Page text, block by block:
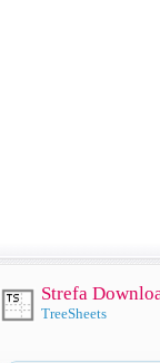
Strefa
TreeSheets